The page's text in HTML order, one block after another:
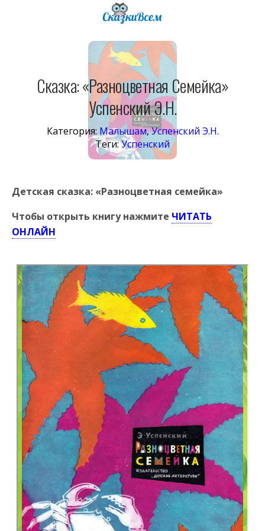
Сказка: «Разноцветная Семейка»
Успенский Э.Н.
Категория: Малышам,Успенский Э.Н.
Теги:Успенский
Детская сказка: «Разноцветная семейка»
Чтобы открыть книгу нажмите ЧИТАТЬ
ОНЛАЙН